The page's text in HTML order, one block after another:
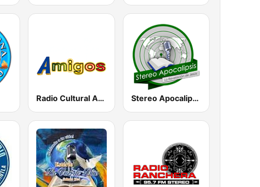
Radio Cultural Amigos Stereo Apocalipsis